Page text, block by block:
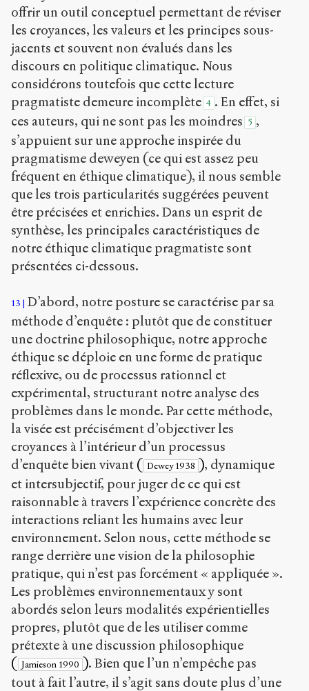
offrir un outil conceptuel permettant de réviser
les croyances, les valeurs et les principes sous-
jacents et souvent non évalués dans les
discours en politique climatique. Nous
considérons toutefois que cette lecture
pragmatiste demeure incomplète 4 . En effet, si
ces auteurs, qui ne sont pas les moindres 5 ,
s’appuient sur une approche inspirée du
pragmatisme deweyen (ce qui est assez peu
fréquent en éthique climatique), il nous semble
que les trois particularités suggérées peuvent
être précisées et enrichies. Dans un esprit de
synthèse, les principales caractéristiques de
notre éthique climatique pragmatiste sont
présentées ci-dessous.
13
D’abord, notre posture se caractérise par sa
méthode d’enquête : plutôt que de constituer
une doctrine philosophique, notre approche
éthique se déploie en une forme de pratique
réflexive, ou de processus rationnel et
expérimental, structurant notre analyse des
problèmes dans le monde. Par cette méthode,
la visée est précisément d’objectiver les
croyances à l’intérieur d’un processus
d’enquête bien vivant ( Dewey 1938 ), dynamique
et intersubjectif, pour juger de ce qui est
raisonnable à travers l’expérience concrète des
interactions reliant les humains avec leur
environnement. Selon nous, cette méthode se
range derrière une vision de la philosophie
pratique, qui n’est pas forcément « appliquée ».
Les problèmes environnementaux y sont
abordés selon leurs modalités expérientielles
propres, plutôt que de les utiliser comme
prétexte à une discussion philosophique
( Jamieson 1990 ). Bien que l’un n’empêche pas
tout à fait l’autre, il s’agit sans doute plus d’une